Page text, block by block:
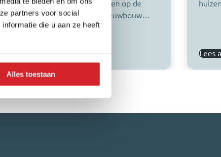
partners voor social
die u aan ze heeft
Alles toestaan
op de nieuwste ontwikkelingen op de
Dit keer: waarom nieuwbouw…
artikel Lees